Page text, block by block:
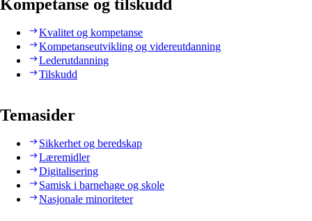
Kompetanse og tilskudd
Kvalitet og kompetanse
Kompetanseutvikling og videreutdanning
Lederutdanning
Tilskudd
Temasider
Sikkerhet og beredskap
Læremidler
Digitalisering
Samisk i barnehage og skole
Nasjonale minoriteter